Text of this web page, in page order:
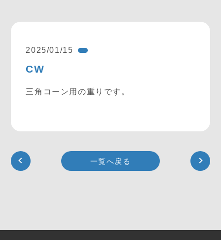
2025/01/15
CW
三角コーン用の重りです。
一覧へ戻る